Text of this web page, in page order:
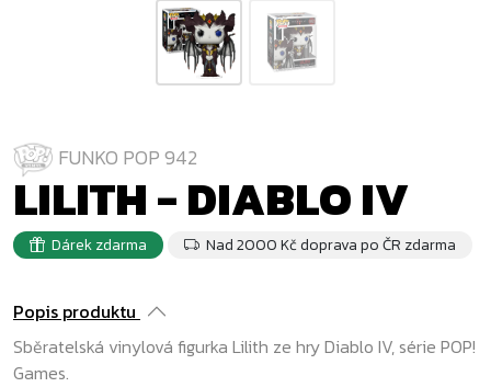
FUNKO POP 942
LILITH - DIABLO IV
Dárek zdarma Nad 2000 Kč doprava po ČR zdarma
Popis produktu
Sběratelská vinylová figurka Lilith ze hry Diablo IV, série POP!
Games.